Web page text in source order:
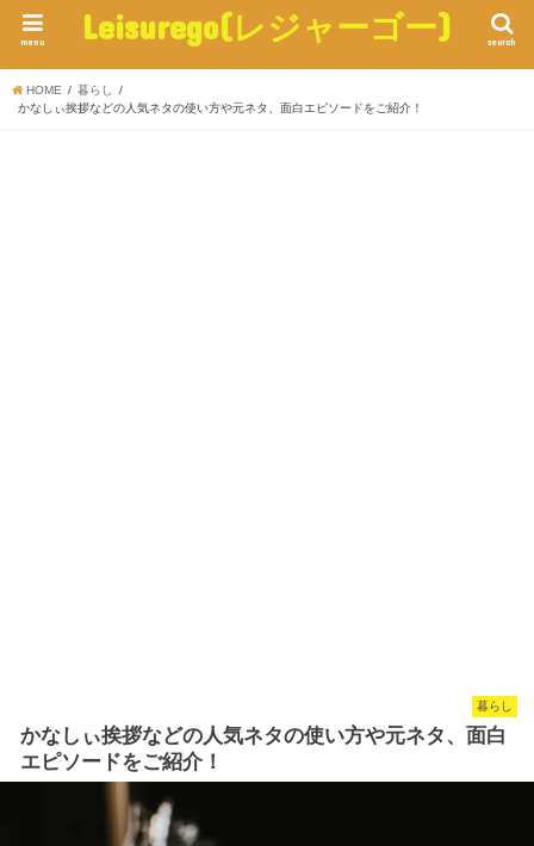
Leisurego(レジャーゴー) search
menu
HOME
暮らし
かなしぃ挨拶などの人気ネタの使い方や元ネタ、面白エピソードをご紹介！
暮らし
かなしぃ挨拶などの人気ネタの使い方や元ネタ、面白
エピソードをご紹介！